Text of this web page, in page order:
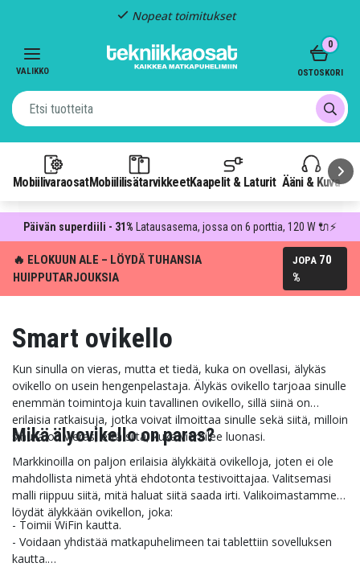
Nopeat toimitukset
VALIKKO
MobiilivaraosatMobiililisätarvikkeetKaapelit & Laturit Ääni & Kuva
0
OSTOSKORI
Päivän superdiili - 31% Latausasema, jossa on 6 porttia, 120 W 🔌⚡
🔥 ELOKUUN ALE – LÖYDÄ TUHANSIA
HUIPPUTARJOUKSIA
JOPA 70
%
Smart ovikello
Kun sinulla on vieras, mutta et tiedä, kuka on ovellasi, älykäs
ovikello on usein hengenpelastaja. Älykäs ovikello tarjoaa sinulle
enemmän toimintoja kuin tavallinen ovikello, sillä siinä on
erilaisia ratkaisuja, jotka voivat ilmoittaa sinulle sekä siitä, milloin
sinulla on vieras, että siitä, kuka vierailee luonasi.
Mikä älyovikello on paras?
Markkinoilla on paljon erilaisia älykkäitä ovikelloja, joten ei ole
mahdollista nimetä yhtä ehdotonta testivoittajaa. Valitsemasi
malli riippuu siitä, mitä haluat siitä saada irti. Valikoimastamme
löydät älykkään ovikellon, joka:
- Toimii WiFin kautta.
- Voidaan yhdistää matkapuhelimeen tai tablettiin sovelluksen
kautta.